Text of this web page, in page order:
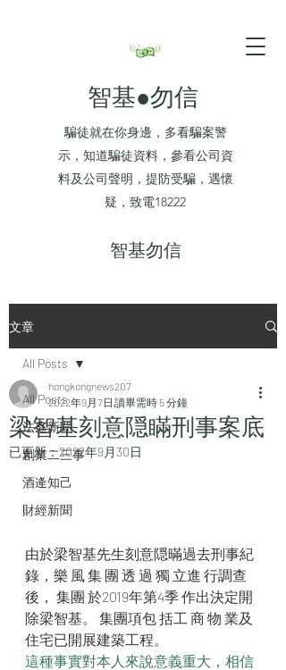
智基●勿信
騙徒就在你身邊，多看騙案警
示，知道騙徒資料，參看公司資
料及公司聲明，提防受騙，遇懷
疑，致電18222
​智基勿信
文章
All Posts
法庭新聞
創業二三事
酒逄知己
財經新聞
All Posts
梁智基刻意隠瞞刑事案底
hongkongnews207
2022年9月7日 讀畢需時 5 分鐘
已更新：2022年9月30日
由於梁智基先生刻意隠暪過去刑事紀
錄，樂 風 集 團 透 過 獨 立進 行調查
後， 集團 於2019年第4季 作出決定開
除梁智基。 集團項包 括工 商 物 業及
住宅已開展建築工程。
這種事實對本人來說意義重大，相信